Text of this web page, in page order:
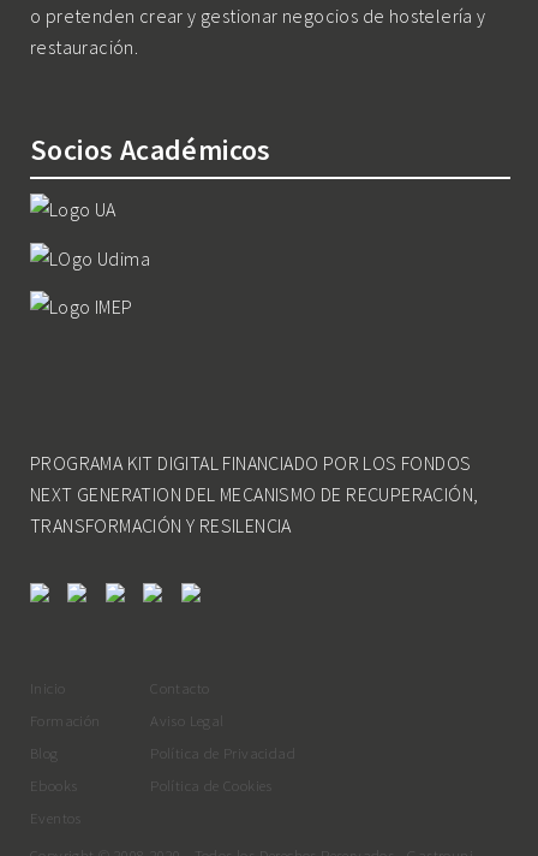
o pretenden crear y gestionar negocios de hostelería y
restauración.
Socios Académicos
PROGRAMA KIT DIGITAL FINANCIADO POR LOS FONDOS
NEXT GENERATION DEL MECANISMO DE RECUPERACIÓN,
TRANSFORMACIÓN Y RESILENCIA
Inicio
Formación
Blog
Ebooks
Eventos
Contacto
Aviso Legal
Política de Privacidad
Política de Cookies